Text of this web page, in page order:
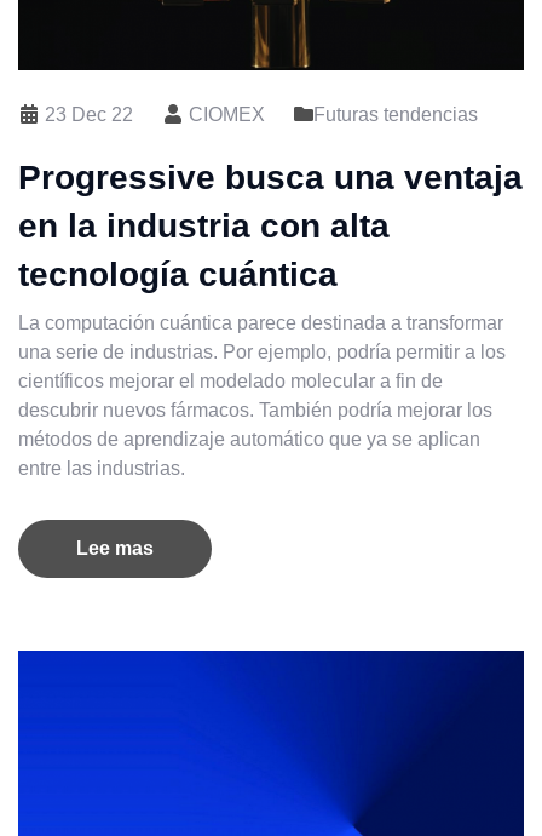
23 Dec 22 CIOMEX Futuras tendencias
Progressive busca una ventaja
en la industria con alta
tecnología cuántica
La computación cuántica parece destinada a transformar
una serie de industrias. Por ejemplo, podría permitir a los
científicos mejorar el modelado molecular a fin de
descubrir nuevos fármacos. También podría mejorar los
métodos de aprendizaje automático que ya se aplican
entre las industrias.
Lee mas